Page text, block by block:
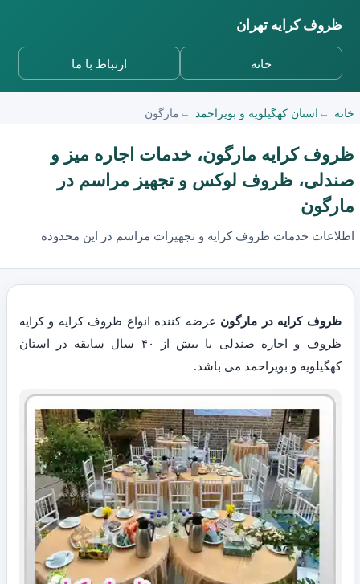
ظروف کرایه تهران
خانه ارتباط با ما
خانه استان کهگیلویه و بویراحمد مارگون
ظروف کرایه مارگون، خدمات اجاره میز و
صندلی، ظروف لوکس و تجهیز مراسم در
مارگون
اطلاعات خدمات ظروف کرایه و تجهیزات مراسم در این محدوده
ظروف کرایه در مارگون عرضه کننده انواع ظروف کرایه و کرایه
ظروف و اجاره صندلی با بیش از ۴۰ سال سابقه در استان
کهگیلویه و بویراحمد می باشد.